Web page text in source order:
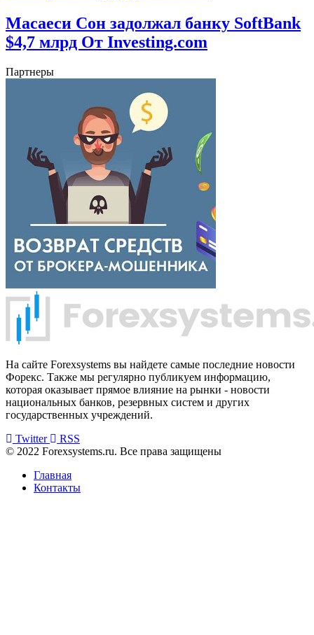
Масаеси Сон задолжал банку SoftBank
$4,7 млрд От Investing.com
Партнеры
На сайте Forexsystems вы найдете самые последние новости
Форекс. Также мы регулярно публикуем информацию,
которая оказывает прямое влияние на рынки - новости
национальных банков, резервных систем и других
государственных учреждений.
Twitter
RSS
© 2022 Forexsystems.ru. Все права защищены
Главная
Контакты